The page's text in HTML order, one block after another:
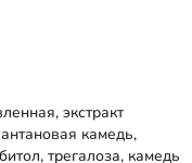
экстракт
камедь,
трегалоза, камедь